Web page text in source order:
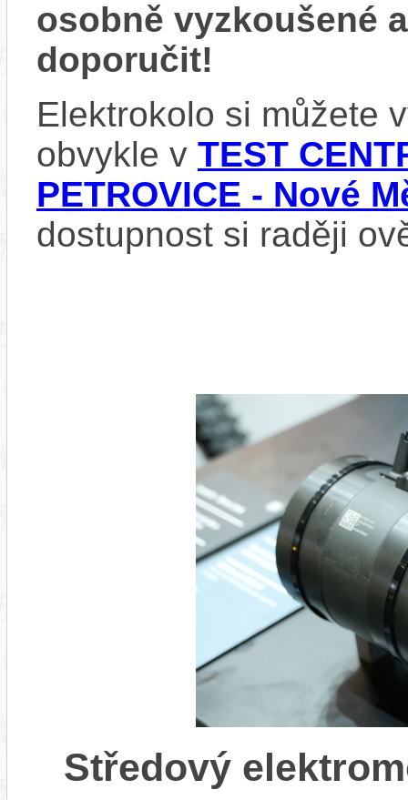
osobně vyzkoušené
doporučit!
Elektrokolo si můžete
obvykle v TEST
PETROVICE - Nové
dostupnost si raději
Středový